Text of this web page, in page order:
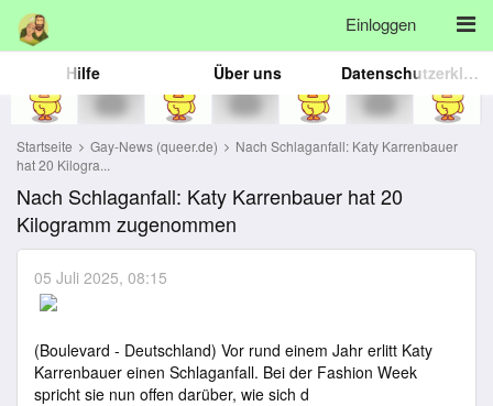
Einloggen
Hilfe Über uns Datenschutzerklärung
Startseite Gay-News (queer.de)
Nach Schlaganfall: Katy Karrenbauer
hat 20 Kilogra...
Nach Schlaganfall: Katy Karrenbauer hat 20
Kilogramm zugenommen
05 Juli 2025, 08:15
(Boulevard - Deutschland) Vor rund einem Jahr erlitt Katy
Karrenbauer einen Schlaganfall. Bei der Fashion Week
spricht sie nun offen darüber, wie sich d